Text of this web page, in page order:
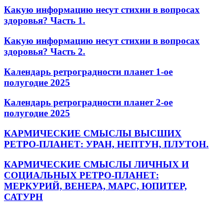
Какую информацию несут стихии в вопросах
здоровья? Часть 1.
Какую информацию несут стихии в вопросах
здоровья? Часть 2.
Календарь ретроградности планет 1-ое
полугодие 2025
Календарь ретроградности планет 2-ое
полугодие 2025
КАРМИЧЕСКИЕ СМЫСЛЫ ВЫСШИХ
РЕТРО-ПЛАНЕТ: УРАН, НЕПТУН, ПЛУТОН.
КАРМИЧЕСКИЕ СМЫСЛЫ ЛИЧНЫХ И
СОЦИАЛЬНЫХ РЕТРО-ПЛАНЕТ:
МЕРКУРИЙ, ВЕНЕРА, МАРС, ЮПИТЕР,
САТУРН